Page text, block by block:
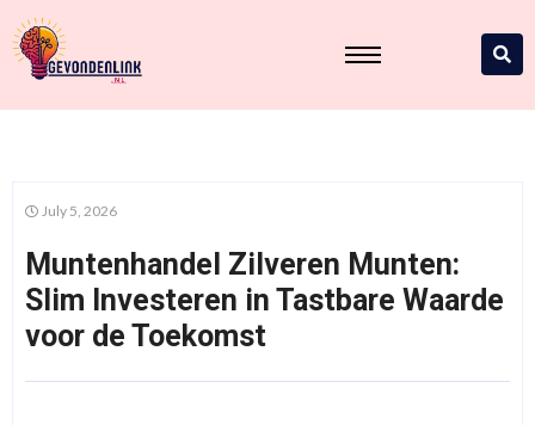
July 5, 2026
Muntenhandel Zilveren Munten:
Slim Investeren in Tastbare Waarde
voor de Toekomst